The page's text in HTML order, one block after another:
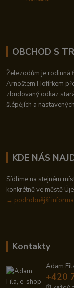
OBCHOD S
Železodům je rodinná
Arnoštem Hofírkem
zbudovaný odkaz
šlépějích a
KDE NÁS
Sídlíme na stejném
konkrétně ve městě
→ podrobnější
Kontakty
Adam
+420